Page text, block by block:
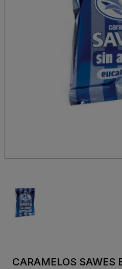
CARAMELOS SAWES